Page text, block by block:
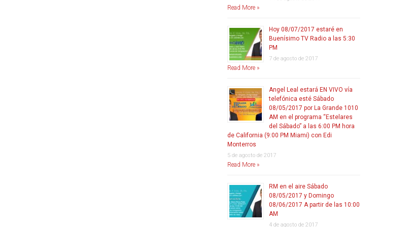
Read More »
Hoy 08/07/2017 estaré en
Buenísimo TV Radio a las 5:30
PM
7 de agosto de 2017
Read More »
Angel Leal estará EN VIVO vía
telefónica esté Sábado
08/05/2017 por La Grande 1010
AM en el programa “Estelares
del Sábado” a las 6:00 PM hora
de California (9:00 PM Miami) con Edi
Monterros
5 de agosto de 2017
Read More »
RM en el aire Sábado
08/05/2017 y Domingo
08/06/2017 A partir de las 10:00
AM
4 de agosto de 2017